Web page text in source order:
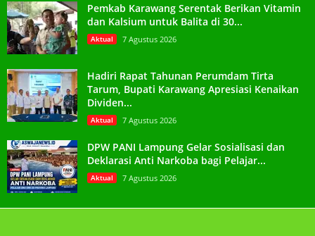
Pemkab Karawang Serentak Berikan Vitamin
dan Kalsium untuk Balita di 30...
Aktual 7 Agustus 2026
Hadiri Rapat Tahunan Perumdam Tirta
Tarum, Bupati Karawang Apresiasi Kenaikan
Dividen...
Aktual 7 Agustus 2026
DPW PANI Lampung Gelar Sosialisasi dan
Deklarasi Anti Narkoba bagi Pelajar...
Aktual 7 Agustus 2026